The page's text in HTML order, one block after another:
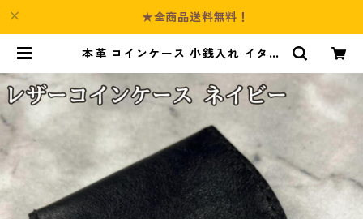
★全商品送料無料！
本革 コインケース 小銭入れ イタリ
ハンドメイド ギフト | Culture-Bo
oth